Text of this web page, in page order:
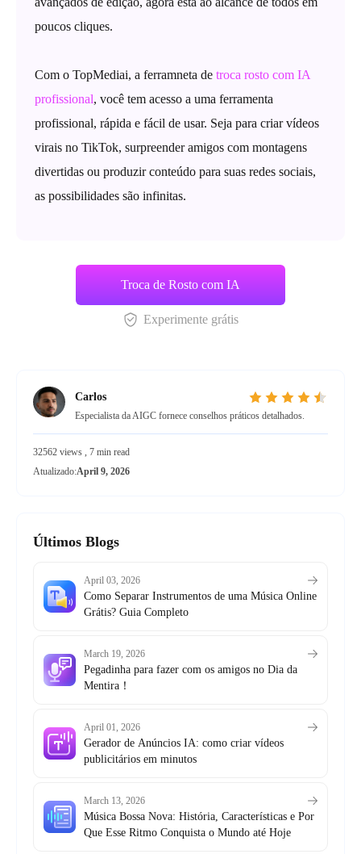
poucos cliques.
Com o TopMediai, a ferramneta de troca rosto com IA
profissional, você tem acesso a uma ferramenta
profissional, rápida e fácil de usar. Seja para criar vídeos
virais no TikTok, surpreender amigos com montagens
divertidas ou produzir conteúdo para suas redes sociais,
as possibilidades são infinitas.
Troca de Rosto com IA
Experimente grátis
Carlos
Especialista da AIGC fornece conselhos práticos detalhados.
32562 views , 7 min read
Atualizado:April 9, 2026
Últimos Blogs
April 03, 2026
Como Separar Instrumentos de uma Música Online
Grátis? Guia Completo
March 19, 2026
Pegadinha para fazer com os amigos no Dia da
Mentira！
April 01, 2026
Gerador de Anúncios IA: como criar vídeos
publicitários em minutos
March 13, 2026
Música Bossa Nova: História, Características e Por
Que Esse Ritmo Conquista o Mundo até Hoje